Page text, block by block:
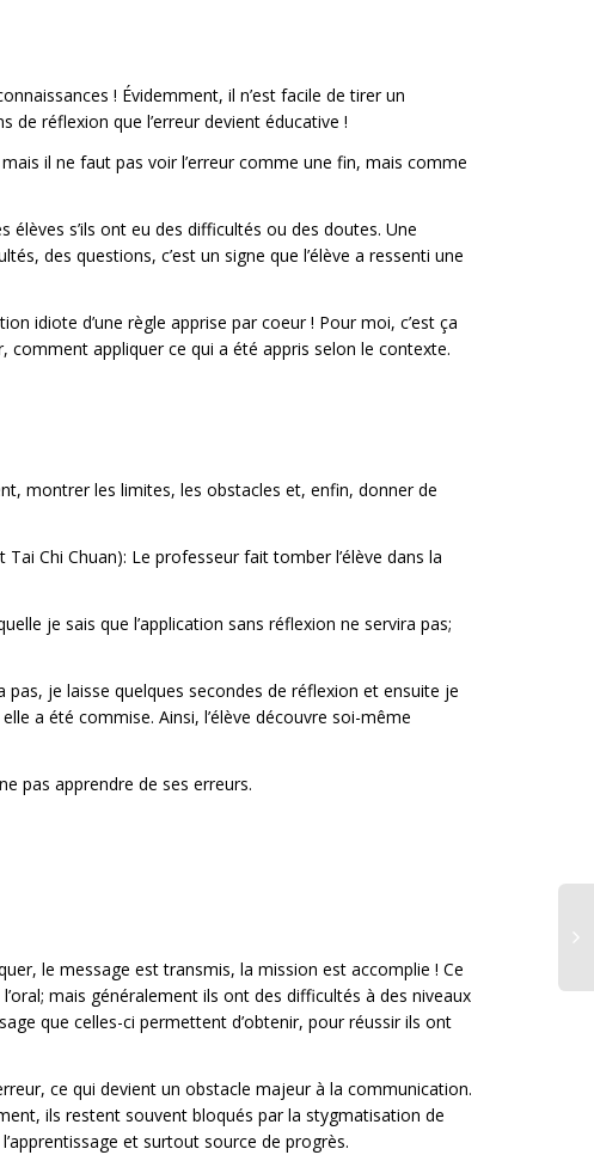
! Évidemment, il n’est facile de tirer un
de réflexion que l’erreur devient éducative !
il ne faut pas voir l’erreur comme une fin, mais comme
élèves s’ils ont eu des difficultés ou des doutes. Une
des questions, c’est un signe que l’élève a ressenti une
idiote d’une règle apprise par coeur ! Pour moi, c’est ça
appliquer ce qui a été appris selon le contexte.
montrer les limites, les obstacles et, enfin, donner de
Chi Chuan): Le professeur fait tomber l’élève dans la
je sais que l’application sans réflexion ne servira pas;
je laisse quelques secondes de réflexion et ensuite je
a été commise. Ainsi, l’élève découvre soi-même
pas apprendre de ses erreurs.
le message est transmis, la mission est accomplie ! Ce
mais généralement ils ont des difficultés à des niveaux
que celles-ci permettent d’obtenir, pour réussir ils ont
ce qui devient un obstacle majeur à la communication.
ils restent souvent bloqués par la stygmatisation de
et surtout source de progrès.